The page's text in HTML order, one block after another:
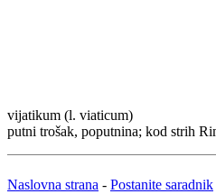
vijatikum (l. viaticum)
putni trošak, poputnina; kod strih
Naslovna strana - Postanite saradnik